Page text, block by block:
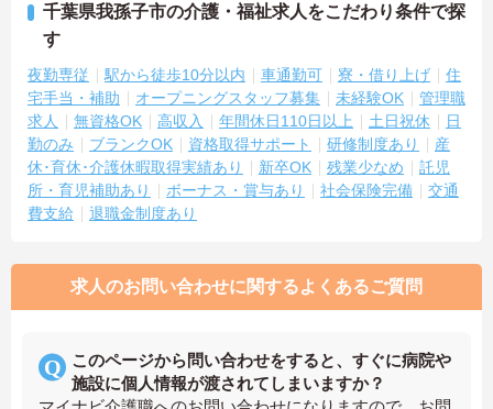
千葉県我孫子市の介護・福祉求人をこだわり条件で探
す
夜勤専従 駅から徒歩10分以内 車通勤可 寮・借り上げ
住
宅手当・補助
オープニングスタッフ募集 未経験OK
管理職
求人
無資格OK 高収入 年間休日110日以上 土日祝休
日
勤のみ
ブランクOK 資格取得サポート 研修制度あり
産
休･育休･介護休暇取得実績あり
新卒OK 残業少なめ
託児
所・育児補助あり
ボーナス・賞与あり 社会保険完備
交通
費支給
退職金制度あり
求人のお問い合わせに関するよくあるご質問
このページから問い合わせをすると、すぐに病院や
施設に個人情報が渡されてしまいますか？